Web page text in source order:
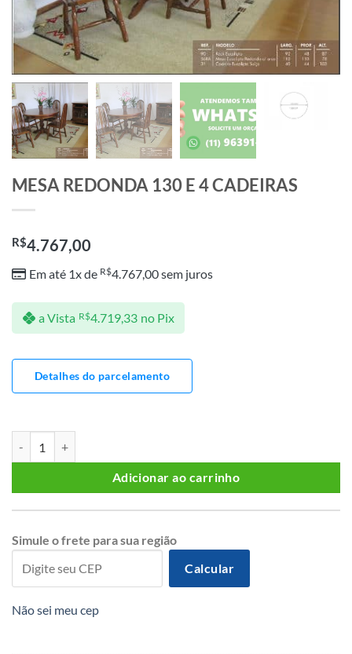
MESA REDONDA 130 E 4 CADEIRAS
R$4.767,00
Em até 1x de R$4.767,00sem juros
a Vista R$4.719,33 no Pix
Detalhes do parcelamento
Adicionar ao carrinho
Simule o frete para sua região
Calcular
Não sei meu cep